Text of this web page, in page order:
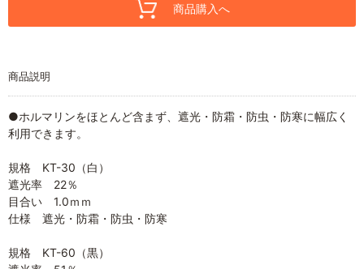
商品購入へ
商品説明
●ホルマリンをほとんど含まず、遮光・防霜・防虫・防寒に幅広く
利用できます。
規格 KT-30（白）
遮光率 22％
目合い 1.0ｍｍ
仕様 遮光・防霜・防虫・防寒
規格 KT-60（黒）